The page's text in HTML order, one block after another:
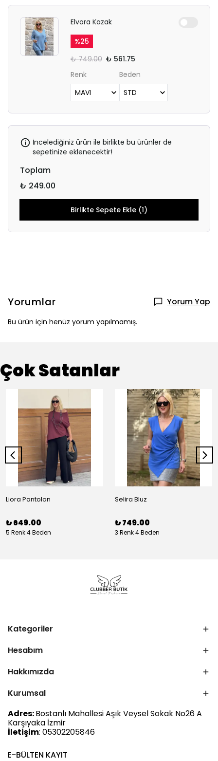
Elvora Kazak
%25
₺ 749.00 ₺ 561.75
Renk
Beden
İncelediğiniz ürün ile birlikte bu ürünler de
sepetinize eklenecektir!
Toplam
₺ 249.00
Birlikte Sepete Ekle (1)
Yorumlar Yorum Yap
Bu ürün için henüz yorum yapılmamış.
Çok Satanlar
Liora Pantolon
₺ 649.00
5 Renk 4 Beden
Selira Bluz
₺ 749.00
3 Renk 4 Beden
Kategoriler
Hesabım
Hakkımızda
Kurumsal
Adres:Bostanlı Mahallesi Aşık Veysel Sokak No26 A
Karşıyaka İzmir
İletişim: 05302205846
E-BÜLTEN KAYIT